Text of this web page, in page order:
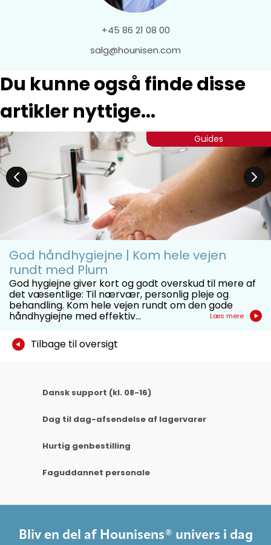
af 24-timers urinprøver
Nålefri og lukket urinopsamling
fra et kateter
+45 86 21 08 00
salg@hounisen.com
Du kunne også finde disse
artikler nyttige...
Guides
God håndhygiejne | Kom hele vejen
rundt med Plum
God hygiejne giver kort og godt overskud til mere af
det væsentlige: Til nærvær, personlig pleje og
behandling. Kom hele vejen rundt om den gode
håndhygiejne med effektiv... Læs mere
Tilbage til oversigt
Dansk support (kl. 08-16)
Dag til dag-afsendelse af lagervarer
Hurtig genbestilling
Faguddannet personale
Bliv en del af Hounisens® univers i dag